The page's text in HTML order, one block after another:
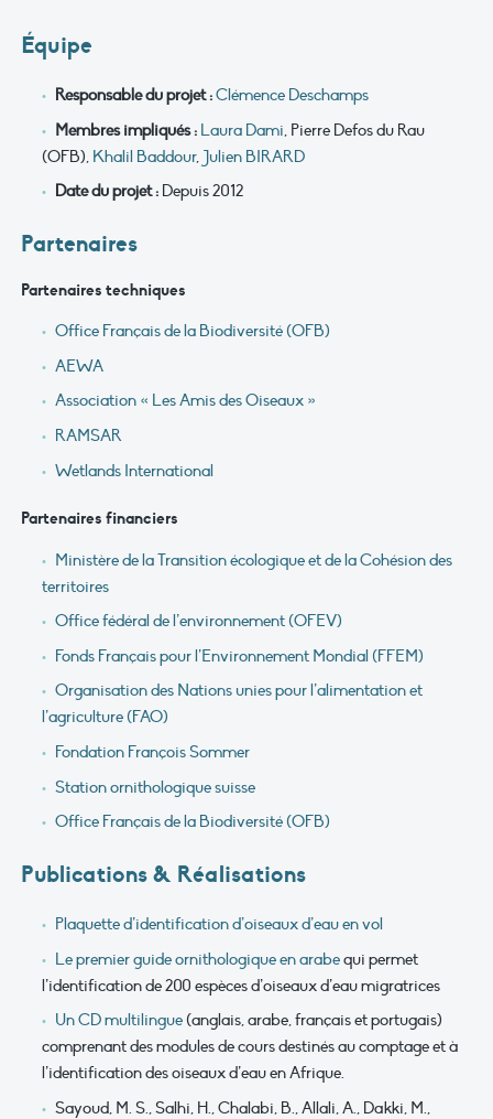
Équipe
Responsable du projet:Clémence Deschamps
Membres impliqués : Laura Dami, Pierre Defos du Rau
(OFB), Khalil Baddour, Julien BIRARD
Datedu projet :Depuis 2012
Partenaires
Partenaires techniques
Office Français de la Biodiversité (OFB)
AEWA
Association « Les Amis des Oiseaux »
RAMSAR
Wetlands International
Partenaires financiers
Ministère de la Transition écologique et de la Cohésion des
territoires
Office fédéral de l’environnement (OFEV)
Fonds Français pour l’Environnement Mondial (FFEM)
Organisation des Nations unies pour l’alimentation et
l’agriculture (FAO)
Fondation François Sommer
Station ornithologique suisse
Office Français de la Biodiversité (OFB)
Publications & Réalisations
Plaquette d’identification d’oiseaux d’eau en vol
Le premier guide ornithologique en arabequi permet
l’identification de 200 espèces d’oiseaux d’eau migratrices
Un CD multilingue(anglais, arabe, français et portugais)
comprenant des modules de cours destinés au comptage et à
l’identification des oiseaux d’eau en Afrique.
Sayoud, M. S., Salhi, H., Chalabi, B., Allali, A., Dakki, M.,